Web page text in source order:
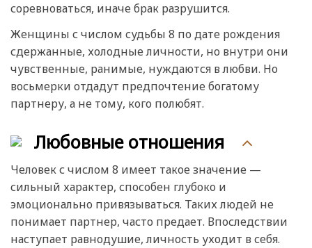
соревноваться, иначе брак разрушится.
Женщины с числом судьбы 8 по дате рождения
сдержанные, холодные личности, но внутри они
чувственные, ранимые, нуждаются в любви. Но
восьмерки отдадут предпочтение богатому
партнеру, а не тому, кого полюбят.
Любовные отношения
Человек с числом 8 имеет такое значение —
сильный характер, способен глубоко и
эмоционально привязываться. Таких людей не
понимает партнер, часто предает. Впоследствии
наступает равнодушие, личность уходит в себя.